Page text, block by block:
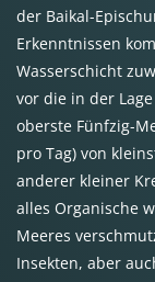
der Baikal-
Erkenntnissen
Wasserschicht
vor die in der
oberste Fünfzig-
pro Tag) von
anderer kleiner
alles Organische
Meeres
Insekten, aber